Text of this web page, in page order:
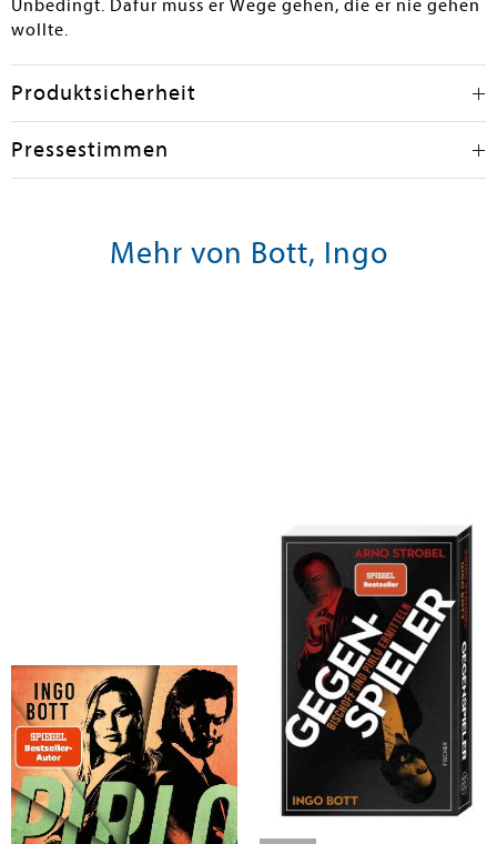
Unbedingt. Dafür muss er Wege gehen, die er nie gehen
wollte.
Produktsicherheit
Pressestimmen
Mehr von Bott, Ingo
Bott, Ingo
Pirlo - Doppeltes Spiel
Strobel, Arno; Bott, Ingo
Gegenspieler